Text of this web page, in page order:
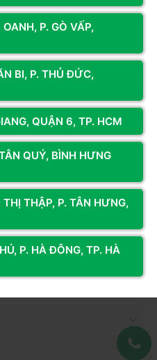
P. GÒ VẤP,
BI, P. THỦ ĐỨC,
QUẬN 6, TP. HCM
QUÝ, BÌNH HƯNG
THẬP, P. TÂN HƯNG,
P. HÀ ĐÔNG, TP. HÀ